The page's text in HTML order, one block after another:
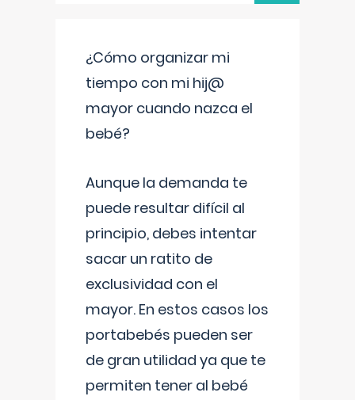
¿Cómo organizar mi
tiempo con mi hij@
mayor cuando nazca el
bebé?
Aunque la demanda te
puede resultar difícil al
principio, debes intentar
sacar un ratito de
exclusividad con el
mayor. En estos casos los
portabebés pueden ser
de gran utilidad ya que te
permiten tener al bebé